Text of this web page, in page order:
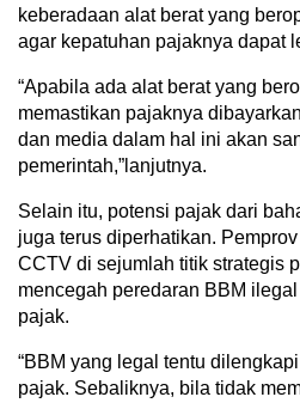
keberadaan alat berat yang
agar kepatuhan pajaknya dapat
“Apabila ada alat berat yang
memastikan pajaknya
dan media dalam hal ini akan
pemerintah,”lanjutnya.
Selain itu, potensi pajak dari
juga terus diperhatikan.
CCTV di sejumlah titik strategis
mencegah peredaran BBM
pajak.
“BBM yang legal tentu
pajak. Sebaliknya, bila tidak